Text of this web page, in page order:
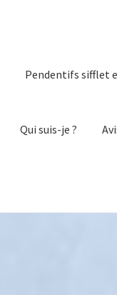
Pendentifs sifflet
Qui suis-je ?